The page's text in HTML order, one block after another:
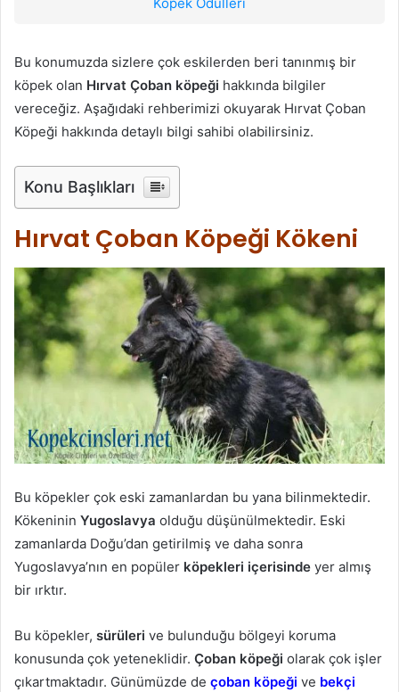
Köpek Ödülleri
Bu konumuzda sizlere çok eskilerden beri tanınmış bir
köpek olan Hırvat Çoban köpeği hakkında bilgiler
vereceğiz. Aşağıdaki rehberimizi okuyarak Hırvat Çoban
Köpeği hakkında detaylı bilgi sahibi olabilirsiniz.
Konu Başlıkları
Hırvat Çoban Köpeği Kökeni
Bu köpekler çok eski zamanlardan bu yana bilinmektedir.
Kökeninin Yugoslavya olduğu düşünülmektedir. Eski
zamanlarda Doğu’dan getirilmiş ve daha sonra
Yugoslavya’nın en popüler köpekleri içerisinde yer almış
bir ırktır.
Bu köpekler, sürüleri ve bulunduğu bölgeyi koruma
konusunda çok yeteneklidir. Çoban köpeği olarak çok işler
çıkartmaktadır. Günümüzde de çoban köpeği ve bekçi